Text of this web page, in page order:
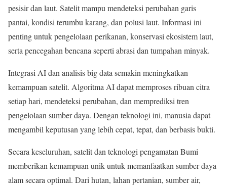
pesisir dan laut. Satelit mampu mendeteksi perubahan garis
pantai, kondisi terumbu karang, dan polusi laut. Informasi ini
penting untuk pengelolaan perikanan, konservasi ekosistem laut,
serta pencegahan bencana seperti abrasi dan tumpahan minyak.
Integrasi AI dan analisis big data semakin meningkatkan
kemampuan satelit. Algoritma AI dapat memproses ribuan citra
setiap hari, mendeteksi perubahan, dan memprediksi tren
pengelolaan sumber daya. Dengan teknologi ini, manusia dapat
mengambil keputusan yang lebih cepat, tepat, dan berbasis bukti.
Secara keseluruhan, satelit dan teknologi pengamatan Bumi
memberikan kemampuan unik untuk memanfaatkan sumber daya
alam secara optimal. Dari hutan, lahan pertanian, sumber air,